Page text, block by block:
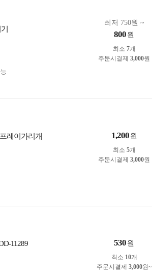
최저 750원 ~
800 원
최소 7개
주문시결제 3,000원
레이가리개 1,200 원
최소 5개
주문시결제 3,000원
11289 530 원
최소 10개
주문시결제 3,000원~